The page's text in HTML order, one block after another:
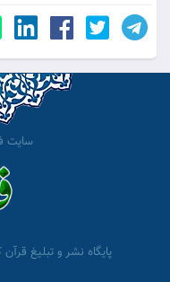
سایت
پایگاه نشر و تبلیغ